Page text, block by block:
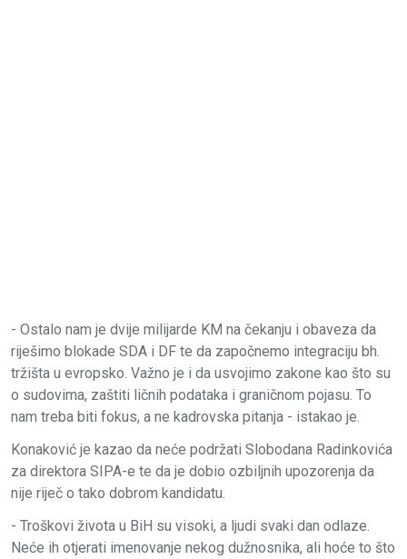
- Ostalo nam je dvije milijarde KM na čekanju i obaveza da
riješimo blokade SDA i DF te da započnemo integraciju bh.
tržišta u evropsko. Važno je i da usvojimo zakone kao što su
o sudovima, zaštiti ličnih podataka i graničnom pojasu. To
nam treba biti fokus, a ne kadrovska pitanja - istakao je.
Konaković je kazao da neće podržati Slobodana Radinkovića
za direktora SIPA-e te da je dobio ozbiljnih upozorenja da
nije riječ o tako dobrom kandidatu.
- Troškovi života u BiH su visoki, a ljudi svaki dan odlaze.
Neće ih otjerati imenovanje nekog dužnosnika, ali hoće to što